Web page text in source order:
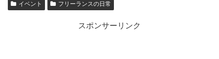
イベント フリーランスの日常
スポンサーリンク